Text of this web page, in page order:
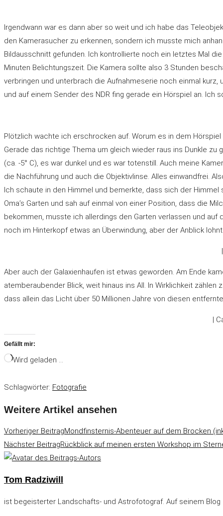
Irgendwann war es dann aber so weit und ich habe das
den Kamerasucher zu erkennen, sondern ich musste mich
Bildausschnitt gefunden. Ich kontrollierte noch ein letztes Mal
Minuten Belichtungszeit. Die Kamera sollte also 3 Stunden
verbringen und unterbrach die Aufnahmeserie noch einmal
und auf einem Sender des NDR fing gerade ein Hörspiel an.
Plötzlich wachte ich erschrocken auf. Worum es in dem
Gerade das richtige Thema um gleich wieder raus ins Dunkle
(ca. -5° C), es war dunkel und es war totenstill. Auch meine
die Nachführung und auch die Objektivlinse. Alles einwandfrei.
Ich schaute in den Himmel und bemerkte, dass sich der
Oma’s Garten und sah auf einmal von einer Position, dass die
bekommen, musste ich allerdings den Garten verlassen und
noch im Hinterkopf etwas an Überwindung, aber der Anblick
Aber auch der Galaxienhaufen ist etwas geworden. Am Ende
atemberaubender Blick, weit hinaus ins All. In Wirklichkeit
dass allein das Licht über 50 Millionen Jahre von diesen
|
Gefällt mir:
Wird geladen …
Schlagwörter: Fotografie
Weitere Artikel ansehen
Vorheriger BeitragMondfinsternis-Abenteuer auf dem Brocken
Nächster BeitragRückblick auf meinen ersten Workshop im
Tom Radziwill
ist begeisterter Landschafts- und Astrofotograf. Auf seinem